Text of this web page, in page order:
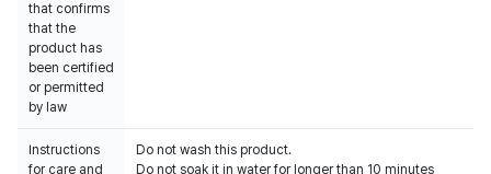
that confirms
that the
product has
been certified
or permitted
by law
Instructions
for care and
Do not wash this product.
Do not soak it in water for longer than 10 minutes,